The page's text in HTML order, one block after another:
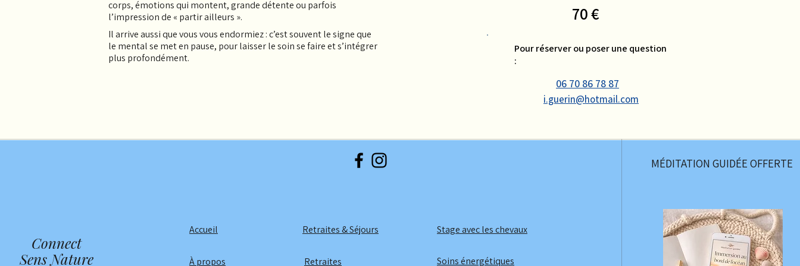
corps, émotions qui montent, grande détente ou parfois
l’impression de « partir ailleurs ».
Il arrive aussi que vous vous endormiez : c’est souvent le signe que
le mental se met en pause, pour laisser le soin se faire et s’intégrer
plus profondément.
70 €
Pour réserver ou poser une question
:
06 70 86 78 87
i.guerin@hotmail.com
Connect
Sens Nature
Accueil
À propos
Retraites & Séjours
Retraites
MÉDITATION GUIDÉE OFFERTE
Soins énergétiques
Stage avec les chevaux